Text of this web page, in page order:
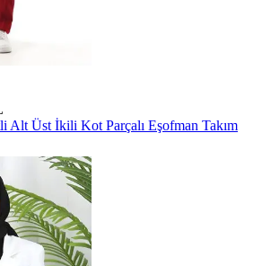
Alt Üst İkili Kot Parçalı Eşofman Takım